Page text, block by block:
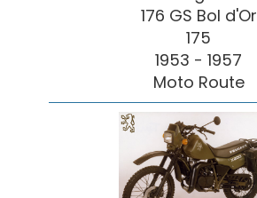
176 GS Bol d'Or
175
1953 - 1957
Moto Route